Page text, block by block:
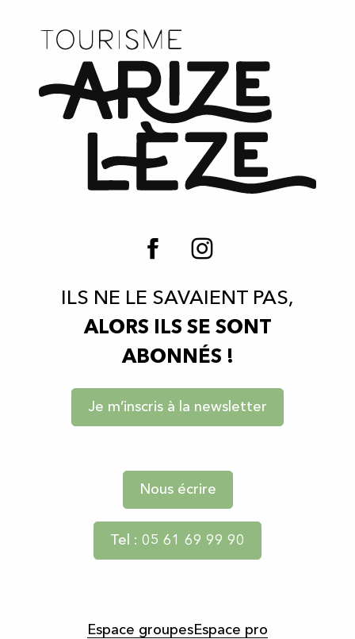
ILS NE LE SAVAIENT PAS,
ALORS ILS SE SONT
ABONNÉS !
Je m’inscris à la newsletter
Nous écrire
Tel : 05 61 69 99 90
Espace groupesEspace pro